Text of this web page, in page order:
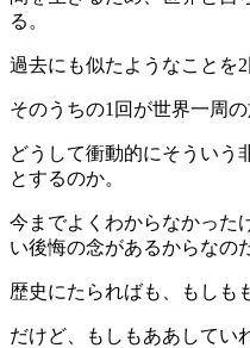
る。
過去にも似たようなことを2
そのうちの1回が世界一周の
どうして衝動的にそういう
とするのか。
今までよくわからなかった
い後悔の念があるからなの
歴史にたらればも、もしも
だけど、もしもああしてい